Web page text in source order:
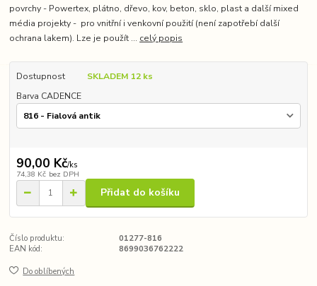
povrchy - Powertex, plátno, dřevo, kov, beton, sklo, plast a další mixed
média projekty - pro vnitřní i venkovní použití (není zapotřebí další
ochrana lakem). Lze je použít ... celý popis
Dostupnost
SKLADEM 12 ks
Barva CADENCE
90,00 Kč/ks
74,38 Kč bez DPH
Přidat do košíku
Číslo produktu:
01277-816
EAN kód:
8699036762222
Do oblíbených